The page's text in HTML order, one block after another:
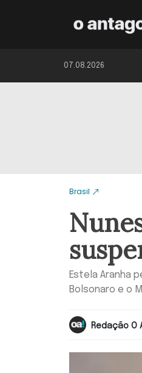
07.08.2026
Brasil
Estela Aranha
Bolsonaro e o
Redação O